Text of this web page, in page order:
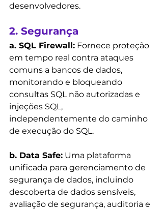
desenvolvedores.
2. Segurança
a. SQL Firewall: Fornece proteção
em tempo real contra ataques
comuns a bancos de dados,
monitorando e bloqueando
consultas SQL não autorizadas e
injeções SQL,
independentemente do caminho
de execução do SQL.
b. Data Safe: Uma plataforma
unificada para gerenciamento de
segurança de dados, incluindo
descoberta de dados sensíveis,
avaliação de segurança, auditoria e